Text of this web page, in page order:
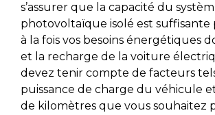
s’assurer que la capacité du
photovoltaïque isolé est
à la fois vos besoins énergétiques
et la recharge de la voiture
devez tenir compte de facteurs
puissance de charge du véhicule
de kilomètres que vous souhaitez